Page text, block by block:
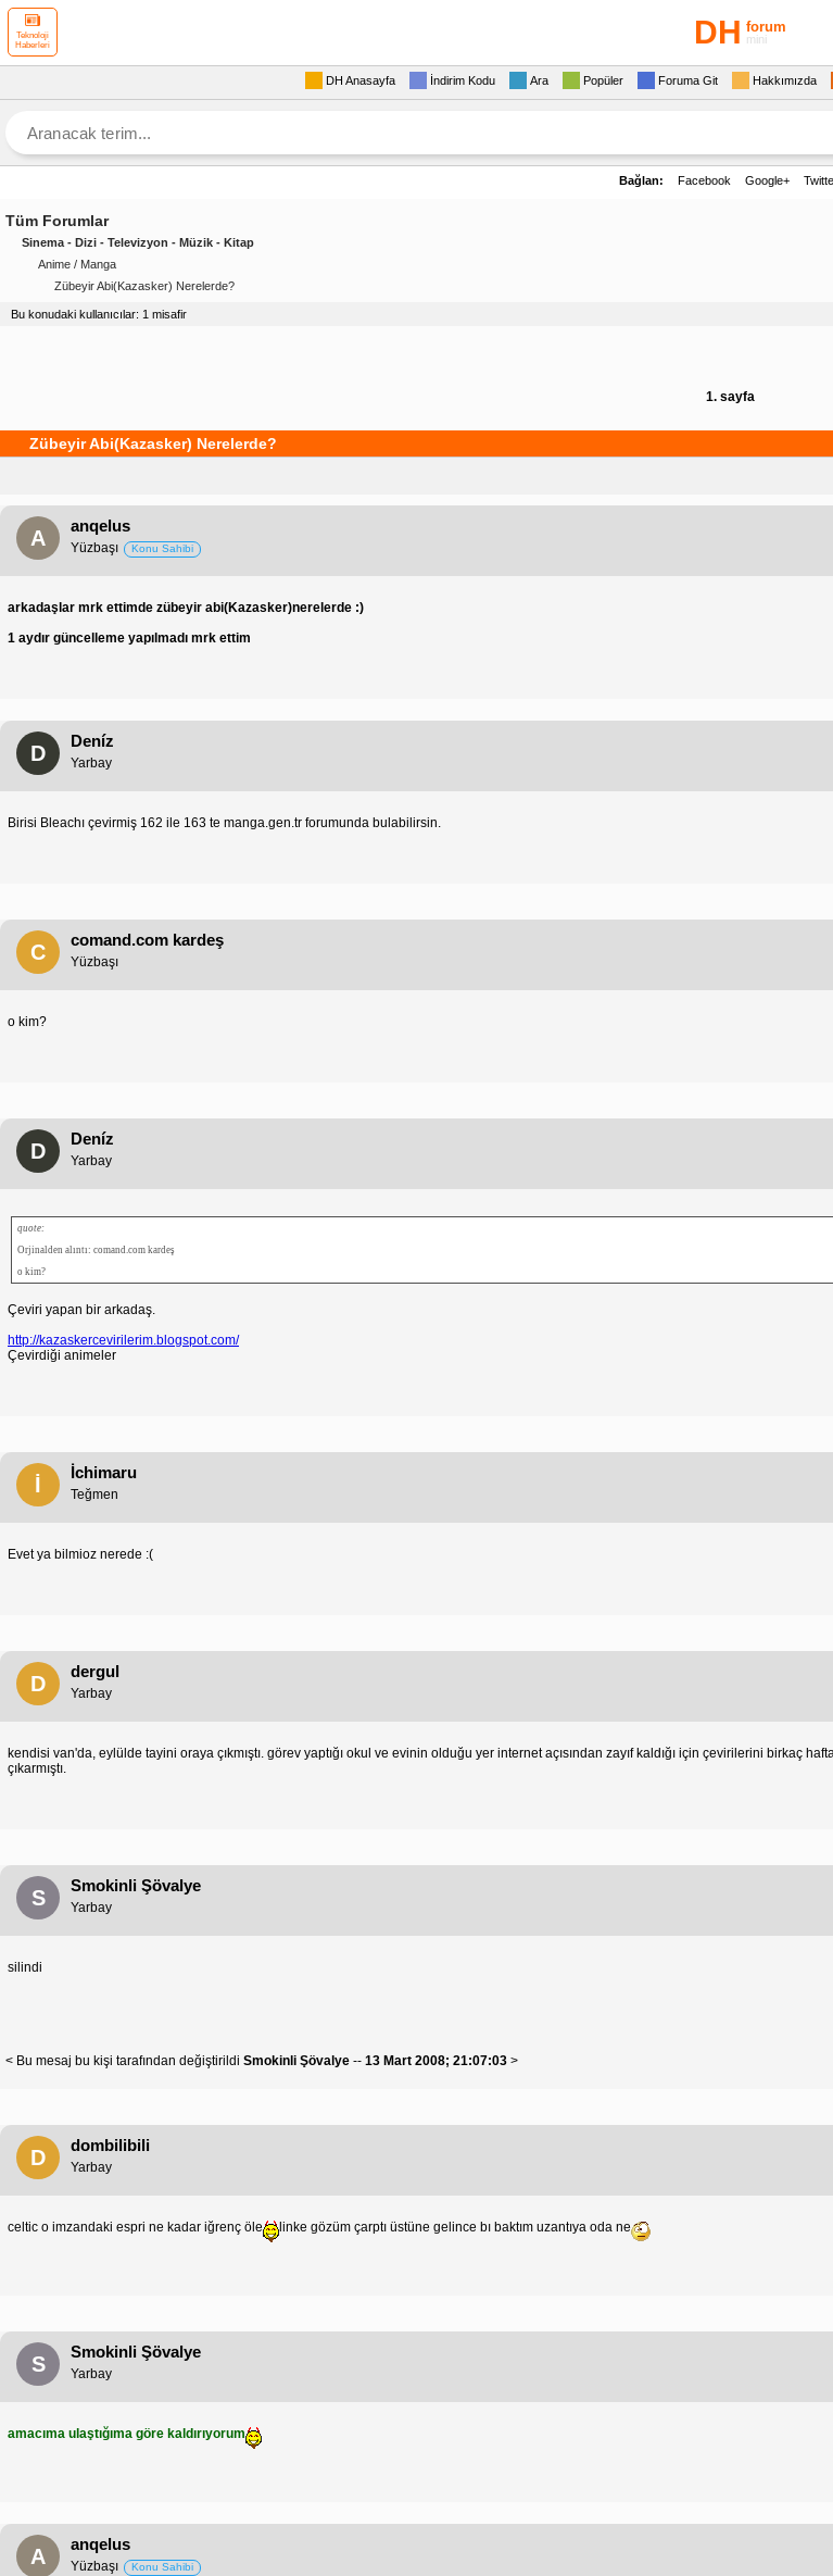
Teknoloji
Haberleri
DH forum
mini
DH Anasayfa İndirim Kodu Ara Popüler Foruma Git Hakkımızda
Bağlan: Facebook Google+
Tüm Forumlar
Sinema - Dizi - Televizyon - Müzik - Kitap
Anime / Manga
Zübeyir Abi(Kazasker) Nerelerde?
Bu konudaki kullanıcılar: 1 misafir
1. sayfa
Zübeyir Abi(Kazasker) Nerelerde?
A
anqelus
Yüzbaşı Konu Sahibi
arkadaşlar mrk ettimde zübeyir abi(Kazasker)nerelerde :)
1 aydır güncelleme yapılmadı mrk ettim
D
Deníz
Yarbay
Birisi Bleachı çevirmiş 162 ile 163 te manga.gen.tr forumunda bulabilirsin.
C
comand.com kardeş
Yüzbaşı
o kim?
D
Deníz
Yarbay
quote:
Orjinalden alıntı: comand.com kardeş
o kim?
Çeviri yapan bir arkadaş.
http://kazaskercevirilerim.blogspot.com/
Çevirdiği animeler
İ
İchimaru
Teğmen
Evet ya bilmioz nerede :(
D
dergul
Yarbay
kendisi van'da, eylülde tayini oraya çıkmıştı. görev yaptığı okul ve evinin olduğu yer internet açısından zayıf kaldığı için çevirilerini birkaç
çıkarmıştı.
S
Smokinli Şövalye
Yarbay
silindi
< Bu mesaj bu kişi tarafından değiştirildi Smokinli Şövalye -- 13 Mart 2008; 21:07:03 >
D
dombilibili
Yarbay
celtic o imzandaki espri ne kadar iğrenç öle linke gözüm çarptı üstüne gelince bı baktım uzantıya oda ne
S
Smokinli Şövalye
Yarbay
amacıma ulaştığıma göre kaldırıyorum
A
anqelus
Yüzbaşı Konu Sahibi